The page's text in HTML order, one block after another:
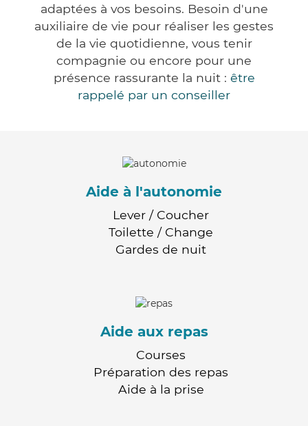
adaptées à vos besoins. Besoin d'une
auxiliaire de vie pour réaliser les gestes
de la vie quotidienne, vous tenir
compagnie ou encore pour une
présence rassurante la nuit : être
rappelé par un conseiller
Aide à l'autonomie
Lever / Coucher
Toilette / Change
Gardes de nuit
Aide aux repas
Courses
Préparation des repas
Aide à la prise